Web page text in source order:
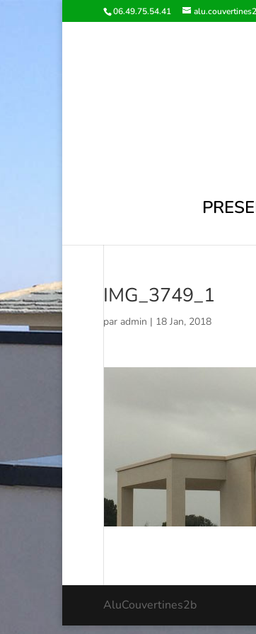
06.49.75.54.41
IMG_3749_1
paradmin | 18 Jan, 2018
AluCouvertines2b